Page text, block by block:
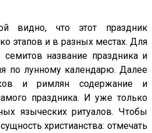
видно, что этот праздник
этапов и в разных местах. Для
семитов название праздника и
по лунному календарю. Далее
и римлян содержание и
праздника. И уже только
языческих ритуалов. Чтобы
христианства: отмечать